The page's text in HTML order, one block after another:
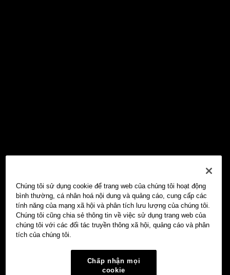
Chúng tôi sử dụng cookie để trang web của chúng tôi hoạt động
bình thường, cá nhân hoá nội dung và quảng cáo, cung cấp các
tính năng của mạng xã hội và phân tích lưu lượng của chúng tôi.
Chúng tôi cũng chia sẻ thông tin về việc sử dụng trang web của
chúng tôi với các đối tác truyền thông xã hội, quảng cáo và phân
tích của chúng tôi.
Chấp nhận mọi
cookie